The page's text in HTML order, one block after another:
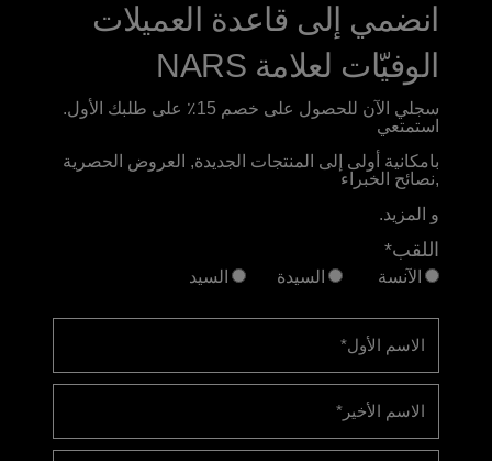
انضمي إلى قاعدة العميلات
الوفيّات لعلامة NARS
سجلي الآن للحصول على خصم 15٪ على طلبك الأول.
استمتعي
بامكانية أولى إلى المنتجات الجديدة, العروض الحصرية
,نصائح الخبراء
و المزيد.
اللقب*
الآنسة السيدة السيد
الاسم الأول*
الاسم الأخير *